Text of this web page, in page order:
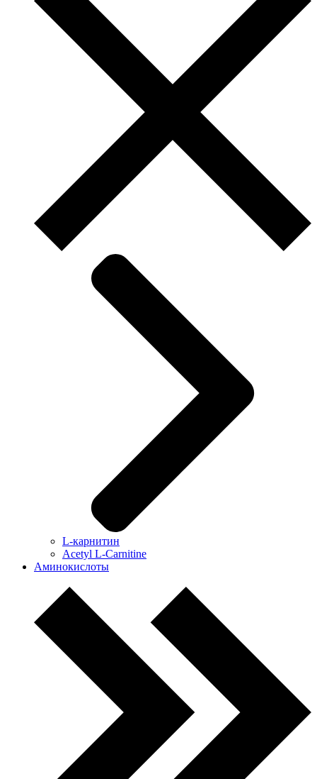
L-карнитин
Acetyl L-Carnitine
Аминокислоты